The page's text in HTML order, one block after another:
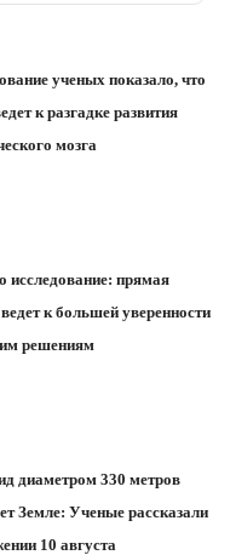
ученых показало, что
к разгадке развития
мозга
исследование: прямая
к большей уверенности
решениям
диаметром 330 метров
Земле: Ученые рассказали
10 августа